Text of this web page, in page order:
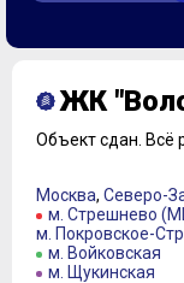
ЖК
Объект сдан. Всё
Москва, Северо-
м. Стрешнево
м. Покровское-
м. Войковская
м. Щукинская